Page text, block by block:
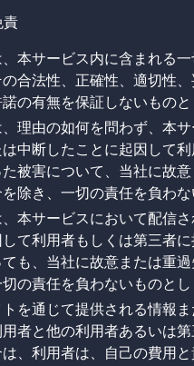
本サービス内に含まれる
合法性、正確性、適切性、
の有無を保証しないものと
理由の如何を問わず、本
中断したことに起因して
被害について、当社に故
除き、一切の責任を負わな
本サービスにおいて配信
て利用者もしくは第三者
も、当社に故意または重
の責任を負わないものとし
を通じて提供される情報
用者と他の利用者あるいは
、利用者は、自己の費用